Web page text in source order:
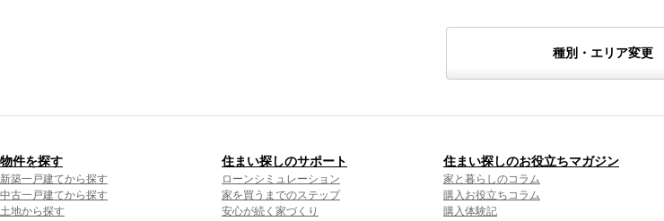
種別・エリア変更
物件を探す
新築一戸建てから探す
中古一戸建てから探す
土地から探す
住まい探しのサポート
ローンシミュレーション
家を買うまでのステップ
安心が続く家づくり
住まい探しのお役立ちマガジン
家と暮らしのコラム
購入お役立ちコラム
購入体験記